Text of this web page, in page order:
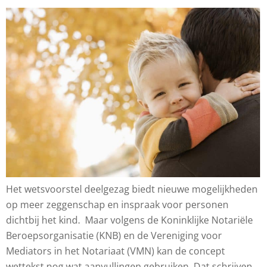
Het wetsvoorstel deelgezag biedt nieuwe mogelijkheden
op meer zeggenschap en inspraak voor personen
dichtbij het kind. Maar volgens de Koninklijke Notariële
Beroepsorganisatie (KNB) en de Vereniging voor
Mediators in het Notariaat (VMN) kan de concept